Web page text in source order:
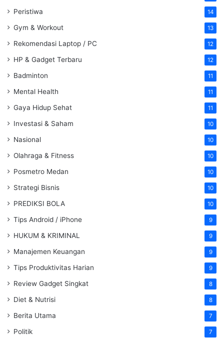
Peristiwa 14
Gym & Workout 13
Rekomendasi Laptop / PC 12
HP & Gadget Terbaru 12
Badminton 11
Mental Health 11
Gaya Hidup Sehat 11
Investasi & Saham 10
Nasional 10
Olahraga & Fitness 10
Posmetro Medan 10
Strategi Bisnis 10
PREDIKSI BOLA 10
Tips Android / iPhone 9
HUKUM & KRIMINAL 9
Manajemen Keuangan 9
Tips Produktivitas Harian 9
Review Gadget Singkat 8
Diet & Nutrisi 8
Berita Utama 7
Politik 7